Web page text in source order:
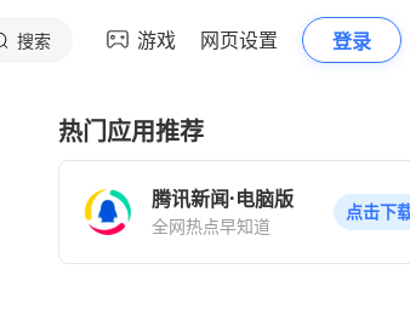
搜索 游戏 网页设置 登录
热门应用推荐
腾讯新闻·电脑版
全网热点早知道
点击下